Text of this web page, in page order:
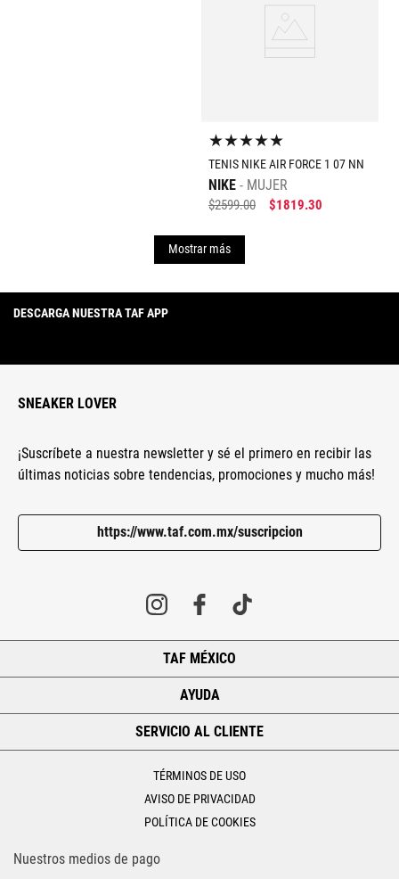
★★★★★
TENIS NIKE AIR FORCE 1 07 NN
NIKE MUJER
$2599.00 $1819.30
Mostrar más
DESCARGA NUESTRA TAF APP
SNEAKER LOVER
¡Suscríbete a nuestra newsletter y sé el primero en recibir las
últimas noticias sobre tendencias, promociones y mucho más!
https://www.taf.com.mx/suscripcion
TAF MÉXICO
AYUDA
SERVICIO AL CLIENTE
TÉRMINOS DE USO
AVISO DE PRIVACIDAD
POLÍTICA DE COOKIES
Nuestros medios de pago